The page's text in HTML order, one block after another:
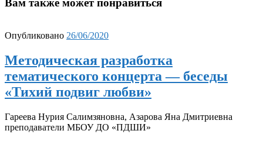
Опубликовано 26/06/2020
Методическая разработка
тематического концерта — беседы
«Тихий подвиг любви»
Гареева Нурия Салимзяновна, Азарова Яна Дмитриевна
преподаватели МБОУ ДО «ПДШИ»